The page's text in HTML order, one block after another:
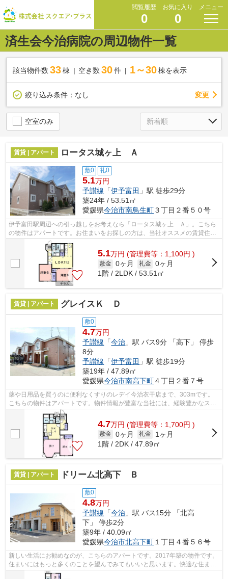
閲覧履歴
0
お気に入り
0
メニュー
済生会今治病院の周辺物件一覧
該当物件数 33棟 空き数 30 件 1～30 棟を表示
絞り込み条件： なし 変更
空室のみ
賃貸 | アパート ロータス城ヶ上 Ａ
敷0 礼0
5.1万円
予讃線 「伊予富田 」駅 徒歩29分
築24年 / 53.51㎡
愛媛県今治市南鳥生町３丁目２番５０号
伊予富田駅周辺への引っ越しをお考えなら「ロータス城ヶ上 Ａ」。こちら
の物件はアパートです。お住まいをお探しの方は、当社オススメの賃貸住宅
はいかがでしょうか？生活に欠かせな...
5.1万円 (管理費等：1,100円 )
敷金 0ヶ月 礼金 0ヶ月
1階 / 2LDK / 53.51㎡
賃貸 | アパート グレイスＫ Ｄ
敷0
4.7万円
予讃線 「今治 」駅 バス9分 「高下」 停歩
8分
予讃線 「伊予富田 」駅 徒歩19分
築19年 / 47.89㎡
愛媛県今治市南高下町４丁目２番７号
薬や日用品を買うのに便利なくすりのレデイ今治衣干店まで、303mです。
こちらの物件はアパートです。物件情報が豊富な当社には、経験豊かなスタ
ッフが多数在籍しております。今治市エ...
4.7万円 (管理費等：1,700円 )
敷金 0ヶ月 礼金
1ヶ月
1階 / 2DK / 47.89㎡
賃貸 | アパート ドリーム北高下 Ｂ
敷0
4.8万円
予讃線 「今治 」駅 バス15分 「北高
下」 停歩2分
築9年 / 40.09㎡
愛媛県今治市北高下町 １丁目４番５６号
新しい生活にお勧めなのが、こちらのアパートです。2017年築の物件です。
住まいにはもっと多くのことを望んでみてもいいと思います。快適な住まい
があると、日々の生活も充実してくる...